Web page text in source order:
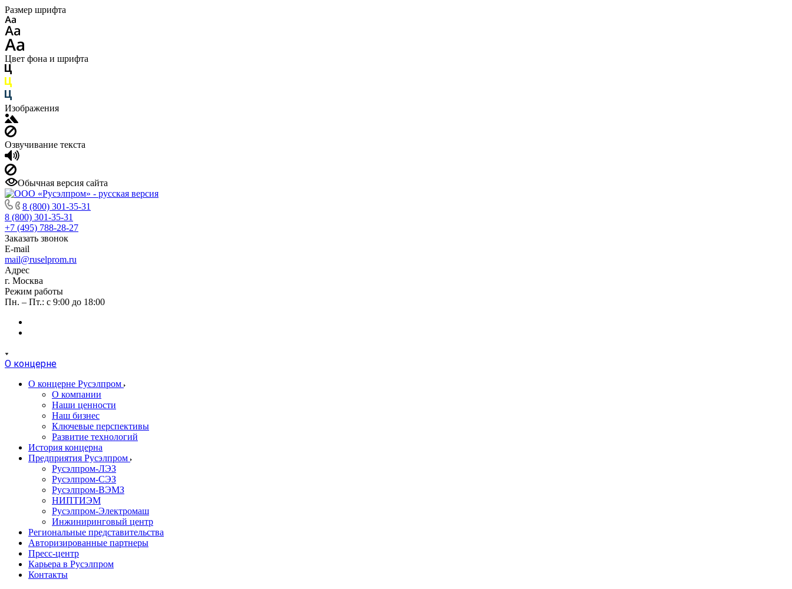
Размер шрифта
Цвет фона и шрифта
Изображения
Озвучивание текста
Обычная версия сайта
8 (800) 301-35-31
8 (800) 301-35-31
+7 (495) 788-28-27
Заказать звонок
E-mail
mail@ruselprom.ru
Адрес
г. Москва
Режим работы
Пн. – Пт.: с 9:00 до 18:00
О концерне
О концерне Русэлпром
О компании
Наши ценности
Наш бизнес
Ключевые перспективы
Развитие технологий
История концерна
Предприятия Русэлпром
Русэлпром-ЛЭЗ
Русэлпром-СЭЗ
Русэлпром-ВЭМЗ
НИПТИЭМ
Русэлпром-Электромаш
Инжиниринговый центр
Региональные представительства
Авторизированные партнеры
Пресс-центр
Карьера в Русэлпром
Контакты